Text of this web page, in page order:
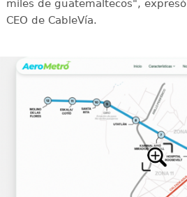
miles de guatemaltecos", expresó
CEO de CableVía.